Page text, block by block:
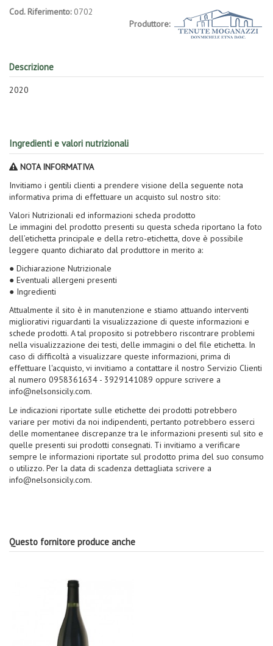
Produttore:
Cod. Riferimento: 0702
Descrizione
2020
Ingredienti e valori nutrizionali
NOTA INFORMATIVA
Invitiamo i gentili clienti a prendere visione della seguente nota
informativa prima di effettuare un acquisto sul nostro sito:
Valori Nutrizionali ed informazioni scheda prodotto
Le immagini del prodotto presenti su questa scheda riportano la foto
dell’etichetta principale e della retro-etichetta, dove è possibile
leggere quanto dichiarato dal produttore in merito a:
● Dichiarazione Nutrizionale
● Eventuali allergeni presenti
● Ingredienti
Attualmente il sito è in manutenzione e stiamo attuando interventi
migliorativi riguardanti la visualizzazione di queste informazioni e
schede prodotti. A tal proposito si potrebbero riscontrare problemi
nella visualizzazione dei testi, delle immagini o del file etichetta. In
caso di difficoltà a visualizzare queste informazioni, prima di
effettuare l'acquisto, vi invitiamo a contattare il nostro Servizio Clienti
al numero 0958361634 - 3929141089 oppure scrivere a
info@nelsonsicily.com.
Le indicazioni riportate sulle etichette dei prodotti potrebbero
variare per motivi da noi indipendenti, pertanto potrebbero esserci
delle momentanee discrepanze tra le informazioni presenti sul sito e
quelle presenti sui prodotti consegnati. Ti invitiamo a verificare
sempre le informazioni riportate sul prodotto prima del suo consumo
o utilizzo. Per la data di scadenza dettagliata scrivere a
info@nelsonsicily.com.
Questo fornitore produce anche